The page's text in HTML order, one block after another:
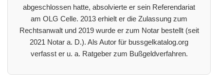
abgeschlossen hatte, absolvierte er sein Referendariat
am OLG Celle. 2013 erhielt er die Zulassung zum
Rechtsanwalt und 2019 wurde er zum Notar bestellt (seit
2021 Notar a. D.). Als Autor für bussgelkatalog.org
verfasst er u. a. Ratgeber zum Bußgeldverfahren.